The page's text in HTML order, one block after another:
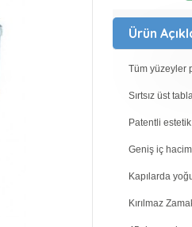
Ürün
Tüm yüzeyler
Sırtsız üst
Patentli
Geniş iç
Kapılarda
Kırılmaz